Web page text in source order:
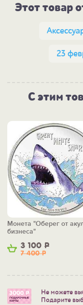
Этот товар
23
С этим
3 100 Р
7 400Р
Монета "Оберег от
бизнеса"
Не можете
Подарите